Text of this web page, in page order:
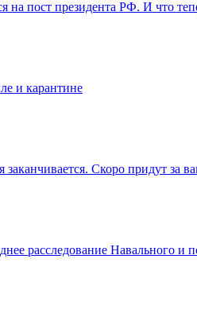
на пост президента РФ. И что
и карантине
Скоро придут за
расследование Навального и